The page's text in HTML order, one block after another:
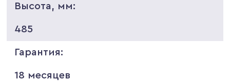
Высота, мм:
485
Гарантия:
18 месяцев